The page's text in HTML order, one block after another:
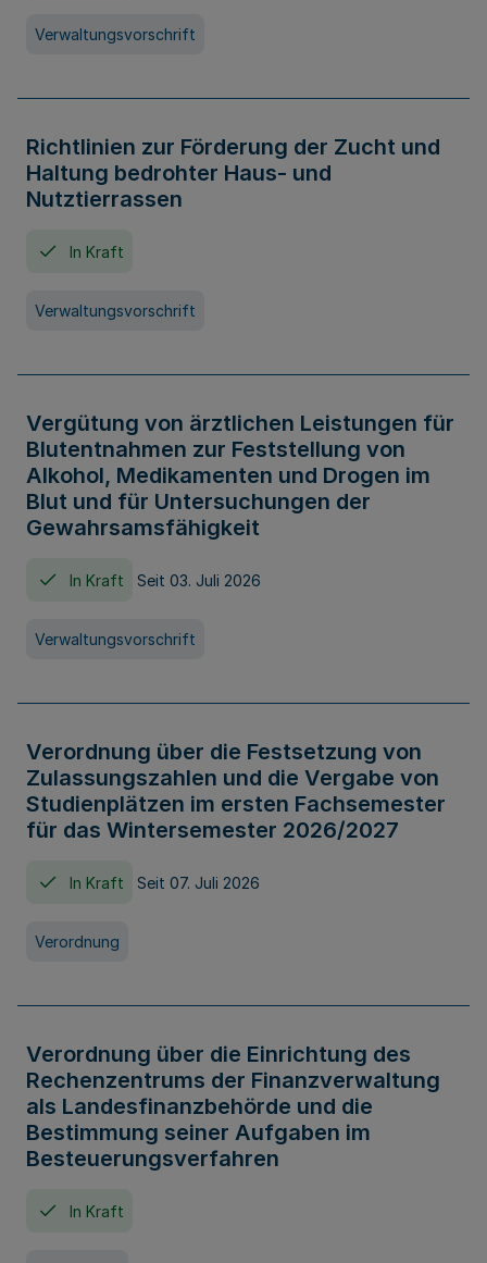
Verwaltungsvorschrift
Richtlinien zur Förderung der Zucht und
Haltung bedrohter Haus- und
Nutztierrassen
In Kraft
Verwaltungsvorschrift
Vergütung von ärztlichen Leistungen für
Blutentnahmen zur Feststellung von
Alkohol, Medikamenten und Drogen im
Blut und für Untersuchungen der
Gewahrsamsfähigkeit
In Kraft Seit 03. Juli 2026
Verwaltungsvorschrift
Verordnung über die Festsetzung von
Zulassungszahlen und die Vergabe von
Studienplätzen im ersten Fachsemester
für das Wintersemester 2026/2027
In Kraft Seit 07. Juli 2026
Verordnung
Verordnung über die Einrichtung des
Rechenzentrums der Finanzverwaltung
als Landesfinanzbehörde und die
Bestimmung seiner Aufgaben im
Besteuerungsverfahren
In Kraft